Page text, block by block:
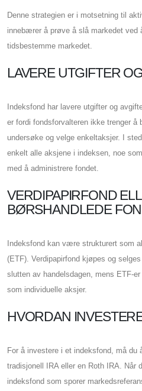
Denne strategien er i motsetning til
innebærer å prøve å slå markedet ved
tidsbestemme markedet.
LAVERE UTGIFTER
Indeksfond har lavere utgifter og
er fordi fondsforvalteren ikke trenger å
undersøke og velge enkeltaksjer. I
enkelt alle aksjene i indeksen, noe
med å administrere fondet.
VERDIPAPIRFOND
BØRSHANDLEDE
Indeksfond kan være strukturert som
(ETF). Verdipapirfond kjøpes og
slutten av handelsdagen, mens ETF-
som individuelle aksjer.
HVORDAN
For å investere i et indeksfond, må du
tradisjonell IRA eller en Roth IRA. Når
indeksfond som sporer